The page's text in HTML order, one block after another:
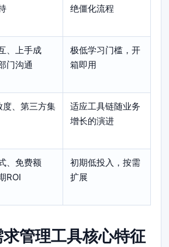
绝僵化流程
、上手成
门沟通
极低学习门槛，开
箱即用
度、第三方集
适应工具链随业务
增长的演进
、免费额
ROI
初期低投入，按需
扩展
管理工具核心特征